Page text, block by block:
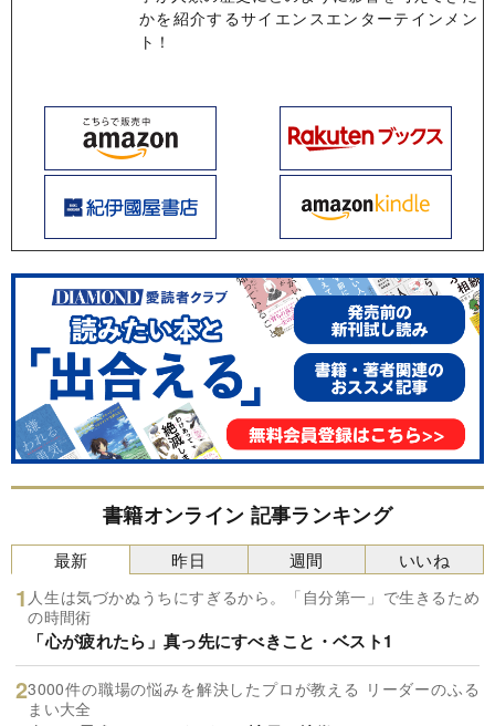
かを紹介するサイエンスエンターテインメン
ト！
書籍オンライン 記事ランキング
最新
人生は気づかぬうちにすぎるから。「自分第一」で生きるため
の時間術
「心が疲れたら」真っ先にすべきこと・ベスト1
3000件の職場の悩みを解決したプロが教える リーダーのふる
まい大全
昨日 週間 いいね